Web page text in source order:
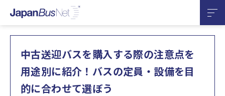
中古送迎バスを購入する際の注意点を
用途別に紹介！バスの定員・設備を目
的に合わせて選ぼう